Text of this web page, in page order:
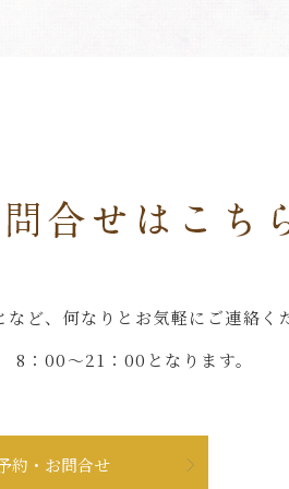
ど、何なりとお気軽にご連絡く
：00～21：00となります。
約・お問合せ